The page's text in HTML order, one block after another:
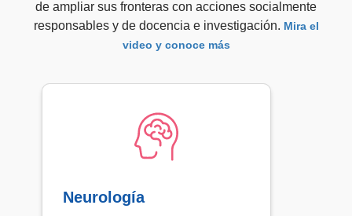
de ampliar sus fronteras con acciones socialmente
responsables y de docencia e investigación. Mira el
video y conoce más
Neurología​